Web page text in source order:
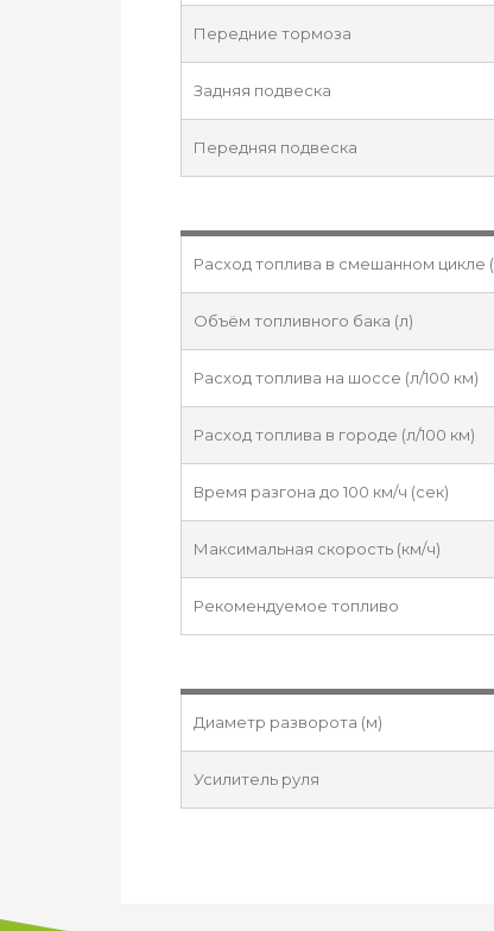
Передние тормоза
Задняя подвеска
Передняя подвеска
Расход топлива в смешанном цикле
Объём топливного бака (л)
Расход топлива на шоссе (л/100 км)
Расход топлива в городе (л/100 км)
Время разгона до 100 км/ч (сек)
Максимальная скорость (км/ч)
Рекомендуемое топливо
Диаметр разворота (м)
Усилитель руля